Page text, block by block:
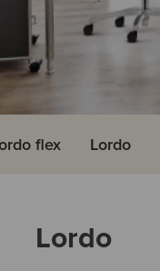
flex Lordo
Lordo